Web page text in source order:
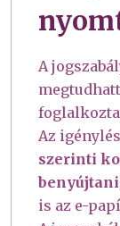
A
Az
szerinti
benyújtani
is az e-